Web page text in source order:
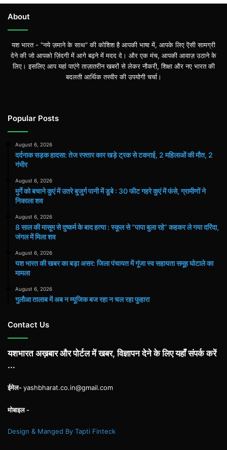
मौत,
2
About
यश भारत - "नये ज़माने के साथ" की कोशिश है आपकी भाषा में, आपके लिए ऎसी सामग्री
देने की जो आपको ज़िंदगी में आगे बढ़ने में मदद दे। और एक मंच, आपकी आवाज़ उठाने के
लिए। इसलिए आप यहां पाएंगे ताज़ातरीन खबरों से लेकर नौकरी, शिक्षा और नए भारत की
बदलती आर्थिक तस्वीर की उपयोगी चर्चा।
Popular Posts
August 6, 2026
दर्दनाक सड़क हादसा: तेज रफ्तार कार खड़े ट्रक से टकराई, 2 महिलाओं की मौत, 2
गंभीर
August 6, 2026
मुर्गे को बचाने कुएं में उतरे बुजुर्ग पानी में डूबे : 30 फीट गहरे कुएं में फंसे, ग्रामीणों ने
निकाला शव
August 6, 2026
8 साल की मासूम से दुष्कर्म के बाद हत्या : स्कूल से “पापा बुला रहे” कहकर ले गया दरिंदा,
जंगल में मिला शव
August 6, 2026
यश भारत की खबर का बड़ा असर: जिला पंचायत में गूंजा स्व सहायता समूह घोटाले का
मामला
August 6, 2026
गुलौआ तालाब में अब न म्यूजिक बज रहा न चल रहा फुहारा
Contact Us
यशभारत अख़बार और पोर्टल में खबर, विज्ञापन देने के लिए यहाँ संपर्क करें
...
ईमेल-yashbharat.co.in@gmail.com
मोबाइल -
Design & Manged By Tapti Finteck